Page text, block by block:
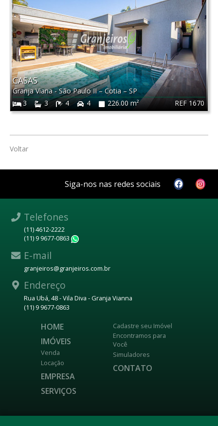
REF 1670
CASAS
Granja Viana - São Paulo II–Cotia–SP
3
3 4 4 226.00 m²
Voltar
Siga-nos nas redes sociais
Telefones
(11) 4612-2222
(11) 9 9677-0863
E-mail
granjeiros@granjeiros.com.br
Endereço
Rua Ubá, 48 - Vila Diva - Granja Vianna
(11) 9 9677-0863
HOME
IMÓVEIS
Venda
Locação
EMPRESA
SERVIÇOS
Cadastre seu Imóvel
Encontramos para
Você
Simuladores
CONTATO